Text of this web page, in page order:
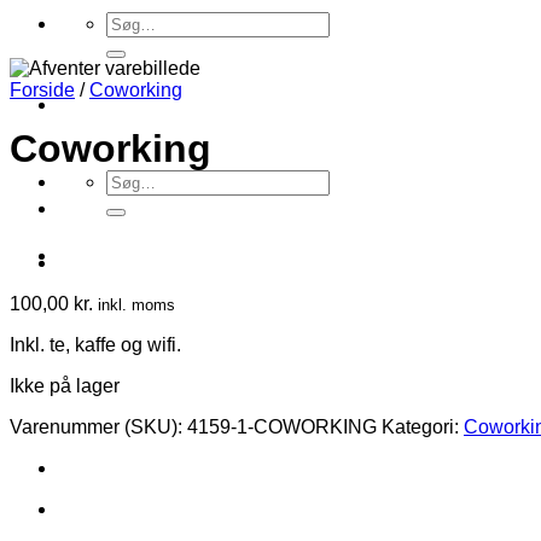
Søg
efter:
Søg
efter:
Forside / Coworking
Coworking
100,00 kr. inkl. moms
Inkl. te, kaffe og wifi.
Ikke på lager
Varenummer (SKU): 4159-1-COWORKING Kategori: